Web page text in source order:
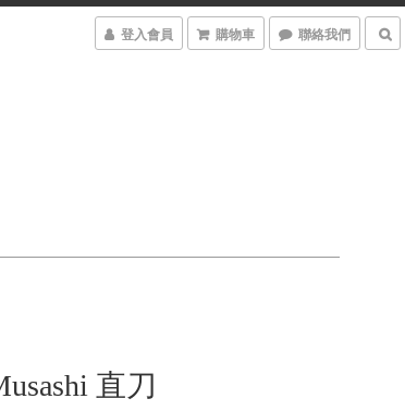
登入會員 購物車 聯絡我們
直刀